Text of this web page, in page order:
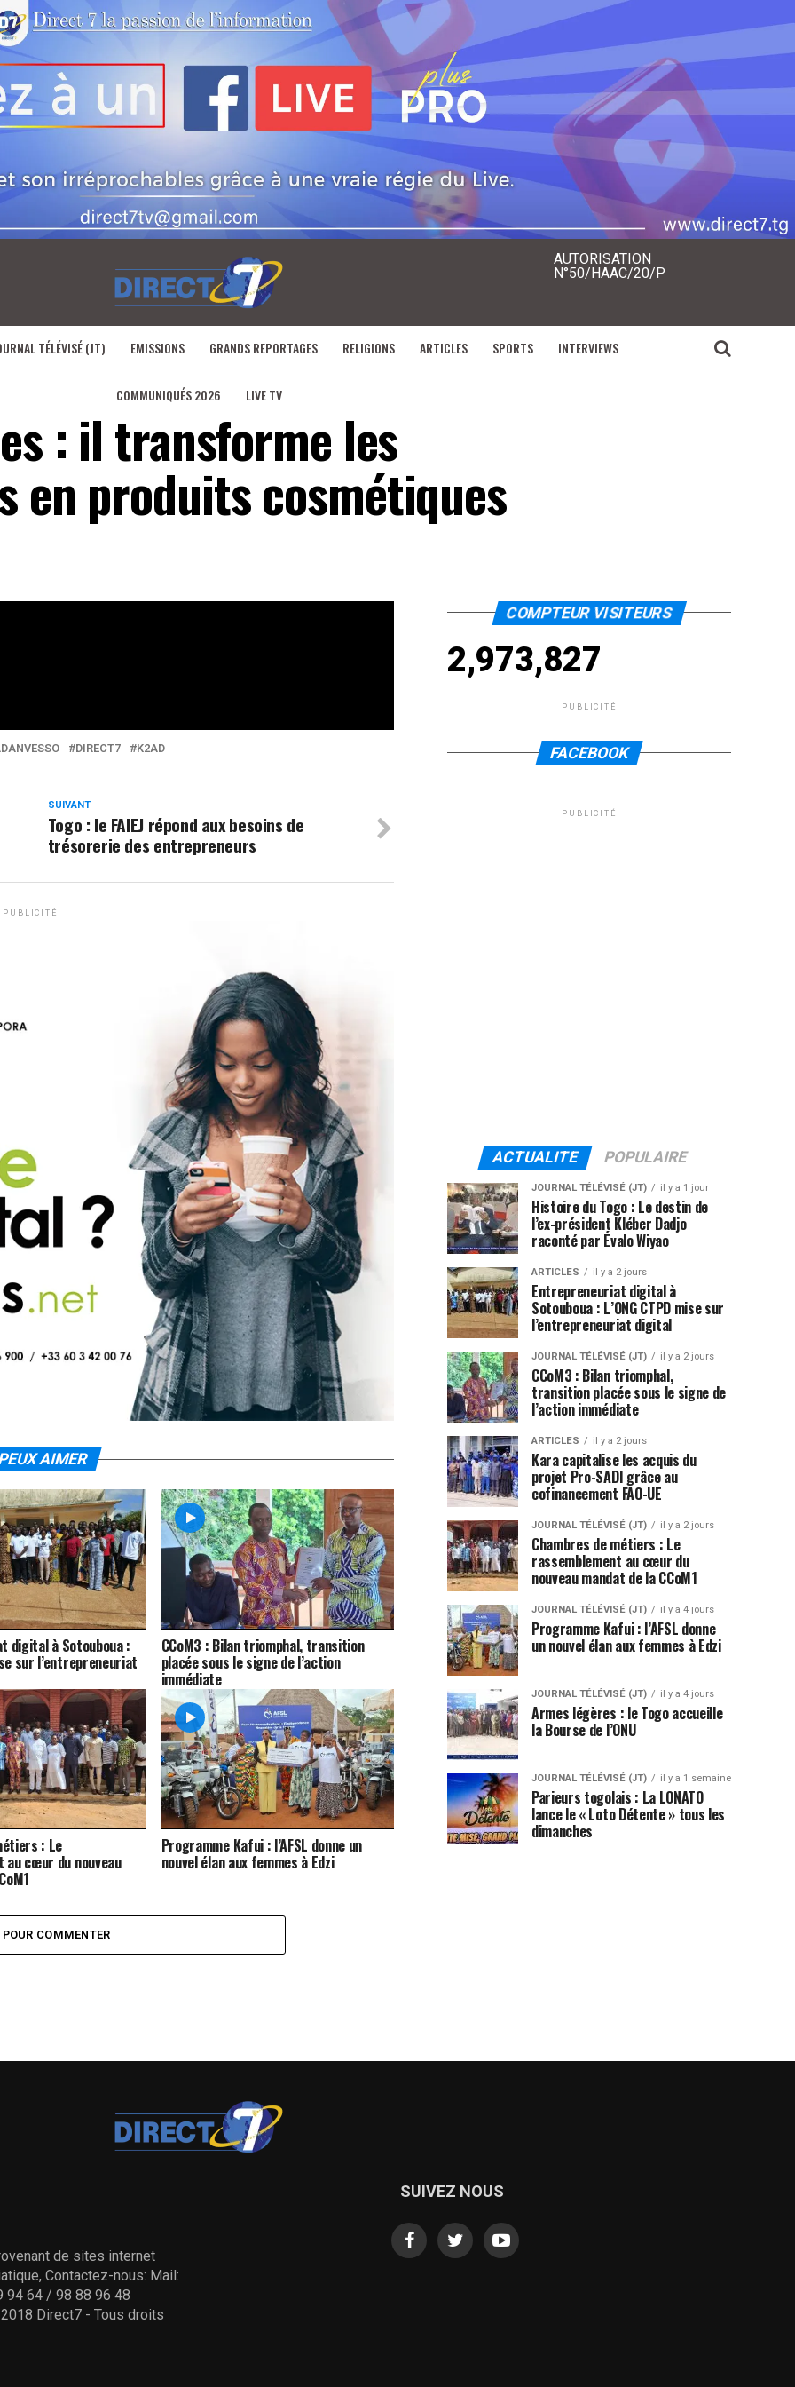
AUTORISATION
N°50/HAAC/20/P
TÉLÉVISÉ (JT) EMISSIONS GRANDS REPORTAGES RELIGIONS ARTICLES SPORTS INTERVIEWS
COMMUNIQUÉS 2026 LIVE TV
: il transforme les
en produits cosmétiques
DIRECT7 K2AD
SUIVANT
Togo : le FAIEJ répond aux besoins de
trésorerie des entrepreneurs
PUBLICITÉ
AIMER
digital à Sotouboua :
sur l’entrepreneuriat
CCoM3 : Bilan triomphal, transition
placée sous le signe de l’action
immédiate
: Le
au cœur du nouveau
Programme Kafui : l’AFSL donne un
nouvel élan aux femmes à Edzi
COMMENTER
COMPTEUR VISITEURS
2,973,827
PUBLICITÉ
FACEBOOK
PUBLICITÉ
ACTUALITE POPULAIRE
JOURNAL TÉLÉVISÉ (JT) il y a 1 jour
Histoire du Togo : Le destin de
l’ex-président Kléber Dadjo
raconté par Évalo Wiyao
ARTICLES il y a 2 jours
Entrepreneuriat digital à
Sotouboua : L’ONG CTPD mise sur
l’entrepreneuriat digital
JOURNAL TÉLÉVISÉ (JT) il y a 2 jours
CCoM3 : Bilan triomphal,
transition placée sous le signe de
l’action immédiate
ARTICLES il y a 2 jours
Kara capitalise les acquis du
projet Pro-SADI grâce au
cofinancement FAO-UE
JOURNAL TÉLÉVISÉ (JT) il y a 2 jours
Chambres de métiers : Le
rassemblement au cœur du
nouveau mandat de la CCoM1
JOURNAL TÉLÉVISÉ (JT) il y a 4 jours
Programme Kafui : l’AFSL donne
un nouvel élan aux femmes à Edzi
JOURNAL TÉLÉVISÉ (JT) il y a 4 jours
Armes légères : le Togo accueille
la Bourse de l’ONU
JOURNAL TÉLÉVISÉ (JT) il y a 1 semaine
Parieurs togolais : La LONATO
lance le « Loto Détente » tous les
dimanches
de sites internet
Contactez-nous: Mail:
94 64 / 98 88 96 48
Direct7 - Tous droits
SUIVEZ NOUS